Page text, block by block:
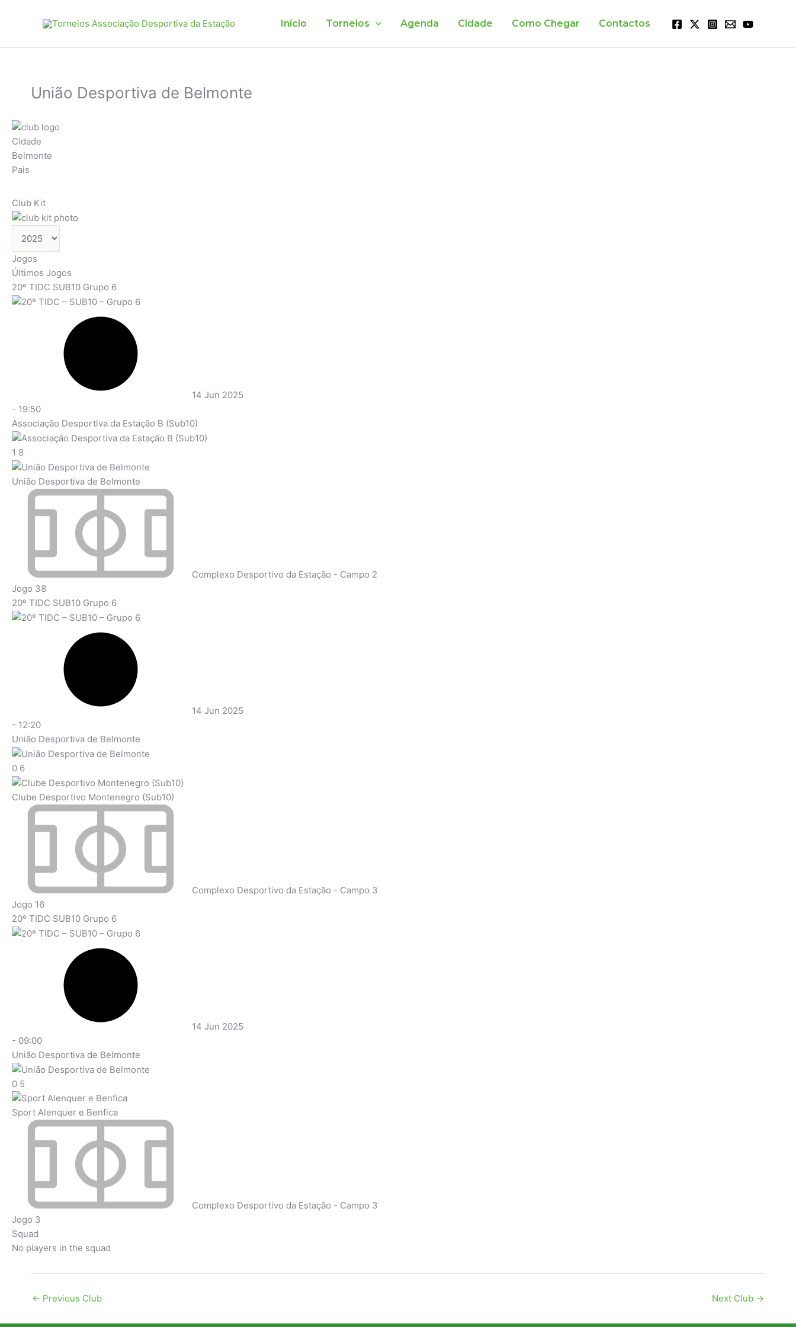
Início Torneios Agenda Cidade Como Chegar Contactos
União Desportiva de Belmonte
Cidade
Belmonte
Pais
Club Kit
Jogos
Últimos Jogos
20º TIDC SUB10 Grupo 6
14 Jun 2025
- 19:50
Associação Desportiva da Estação B (Sub10)
1 8
União Desportiva de Belmonte
Complexo Desportivo da Estação - Campo 2
Jogo 38
20º TIDC SUB10 Grupo 6
14 Jun 2025
- 12:20
União Desportiva de Belmonte
0 6
Clube Desportivo Montenegro (Sub10)
Complexo Desportivo da Estação - Campo 3
Jogo 16
20º TIDC SUB10 Grupo 6
14 Jun 2025
- 09:00
União Desportiva de Belmonte
0 5
Sport Alenquer e Benfica
Complexo Desportivo da Estação - Campo 3
Jogo 3
Squad
No players in the squad
← Previous Club Next Club →